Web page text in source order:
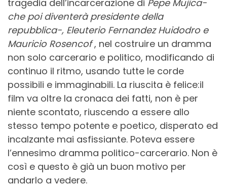
tragedia dell’incarcerazione di Pepe Mujica-
che poi diventerà presidente della
repubblica-, Eleuterio Fernandez Huidodro e
Mauricio Rosencof, nel costruire un dramma
non solo carcerario e politico, modificando di
continuo il ritmo, usando tutte le corde
possibili e immaginabili. La riuscita è felice:il
film va oltre la cronaca dei fatti, non è per
niente scontato, riuscendo a essere allo
stesso tempo potente e poetico, disperato ed
incalzante mai asfissiante. Poteva essere
l’ennesimo dramma politico-carcerario. Non è
così e questo è già un buon motivo per
andarlo a vedere.